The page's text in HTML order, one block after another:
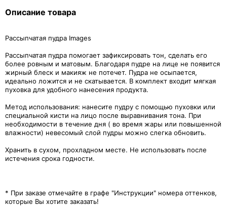
Описание товара
Рассыпчатая пудра Images
Рассыпчатая пудра помогает зафиксировать тон, сделать его
более ровным и матовым. Благодаря пудре на лице не появится
жирный блеск и макияж не потечет. Пудра не осыпается,
идеально ложится и не скатывается. В комплект входит мягкая
пуховка для удобного нанесения продукта.
Метод использования: нанесите пудру с помощью пуховки или
специальной кисти на лицо после выравнивания тона. При
необходимости в течение дня ( во время жары или повышенной
влажности) невесомый слой пудры можно слегка обновить.
Хранить в сухом, прохладном месте. Не использовать после
истечения срока годности.
* При заказе отмечайте в графе "Инструкции" номера оттенков,
которые Вы хотите заказать!